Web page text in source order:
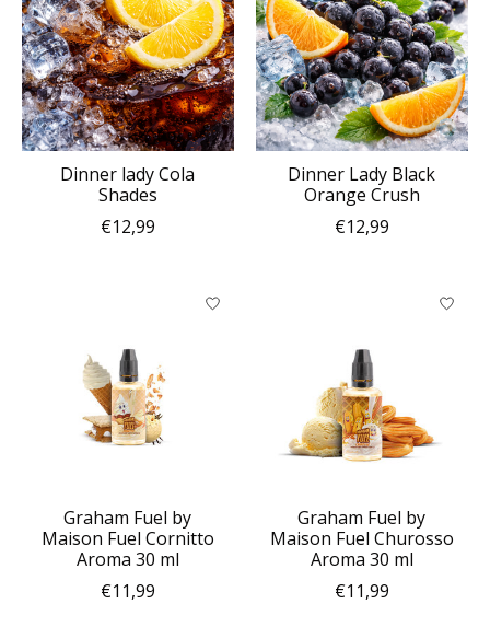
Dinner lady Cola
Shades
€12,99
Dinner Lady Black
Orange Crush
€12,99
Graham Fuel by
Maison Fuel Cornitto
Aroma 30 ml
€11,99
Graham Fuel by
Maison Fuel Churosso
Aroma 30 ml
€11,99